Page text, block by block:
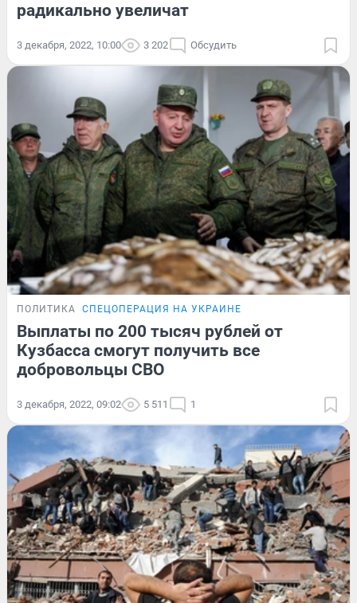
радикально увеличат
3 декабря, 2022, 10:00 3 202 Обсудить
ПОЛИТИКА СПЕЦОПЕРАЦИЯ НА УКРАИНЕ
Выплаты по 200 тысяч рублей от
Кузбасса смогут получить все
добровольцы СВО
3 декабря, 2022, 09:02 5 511 1